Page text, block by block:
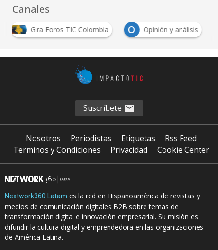
Canales
Gira Foros TIC Colombia O Opinión y análisis
Suscríbete
Nosotros Periodistas Etiquetas
Rss Feed
Terminos y Condiciones
Privacidad Cookie Center
Nextwork360 Latam es la red en Hispanoamérica de revistas y
medios de comunicación digitales B2B sobre temas de
transformación digital e innovación empresarial. Su misión es
difundir la cultura digital y emprendedora en las organizaciones
de América Latina.